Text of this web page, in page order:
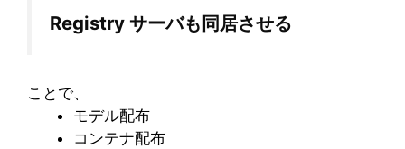
Registry サーバも同居させる
ことで、
モデル配布
コンテナ配布